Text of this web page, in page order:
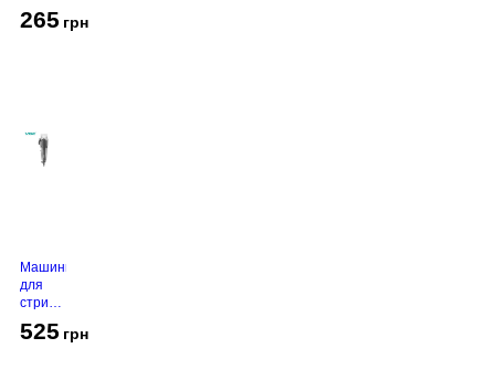
265 грн
Машинка
для
стрижки
130
525 грн